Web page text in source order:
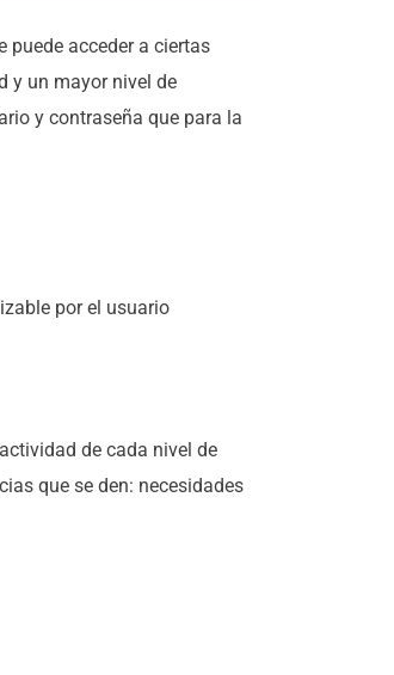
puede acceder a ciertas
y un mayor nivel de
y contraseña que para la
por el usuario
de cada nivel de
que se den: necesidades